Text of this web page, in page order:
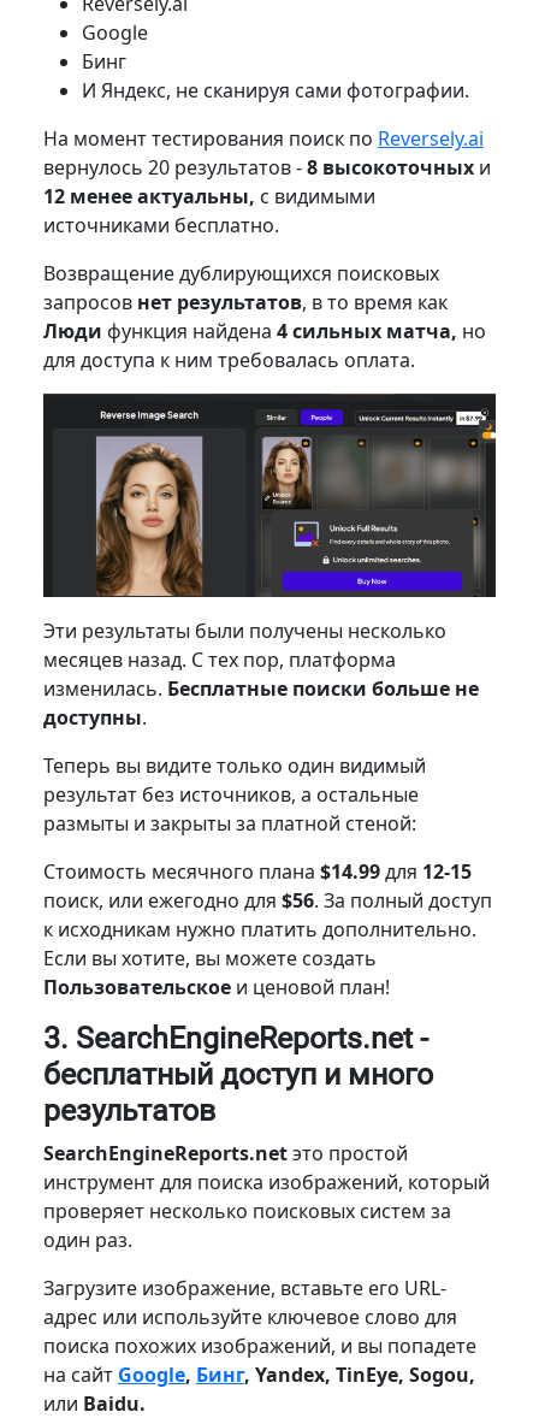
Google
Бинг
И Яндекс, не сканируя сами фотографии.
На момент тестирования поиск по Reversely.ai
вернулось 20 результатов -8 высокоточныхи
12 менее актуальны, с видимыми
источниками бесплатно.
Возвращение дублирующихся поисковых
запросовнет результатов, в то время как
Люди функция найдена 4 сильных матча, но
для доступа к ним требовалась оплата.
Эти результаты были получены несколько
месяцев назад. С тех пор, платформа
изменилась. Бесплатные поиски больше не
доступны.
Теперь вы видите только один видимый
результат без источников, а остальные
размыты и закрыты за платной стеной:
Стоимость месячного плана $14.99для 12-15
поиск, или ежегодно для $56. За полный доступ
к исходникам нужно платить дополнительно.
Если вы хотите, вы можете создать
Пользовательское и ценовой план!
3. SearchEngineReports.net -
бесплатный доступ и много
результатов
SearchEngineReports.netэто простой
инструмент для поиска изображений, который
проверяет несколько поисковых систем за
один раз.
Загрузите изображение, вставьте его URL-
адрес или используйте ключевое слово для
поиска похожих изображений, и вы попадете
на сайт Google, Бинг, Yandex, TinEye, Sogou,
или Baidu.